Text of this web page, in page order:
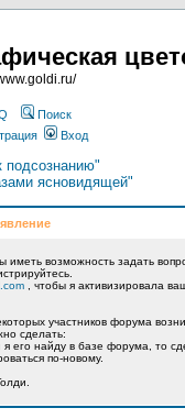
Поиск
Вход
ясновидящей"
возможность задать
, чтобы я активизировала
участников форума
сделать:
я его найду в базе форума, то
по-новому.